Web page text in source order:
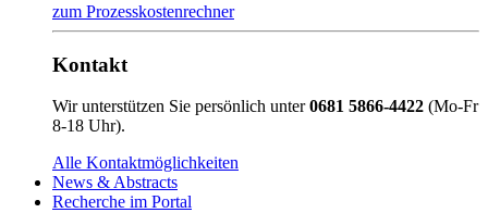
zum Prozesskostenrechner
Kontakt
Wir unterstützen Sie persönlich unter0681 5866-4422 (Mo-Fr
8-18 Uhr).
Alle Kontaktmöglichkeiten
News & Abstracts
Recherche im Portal